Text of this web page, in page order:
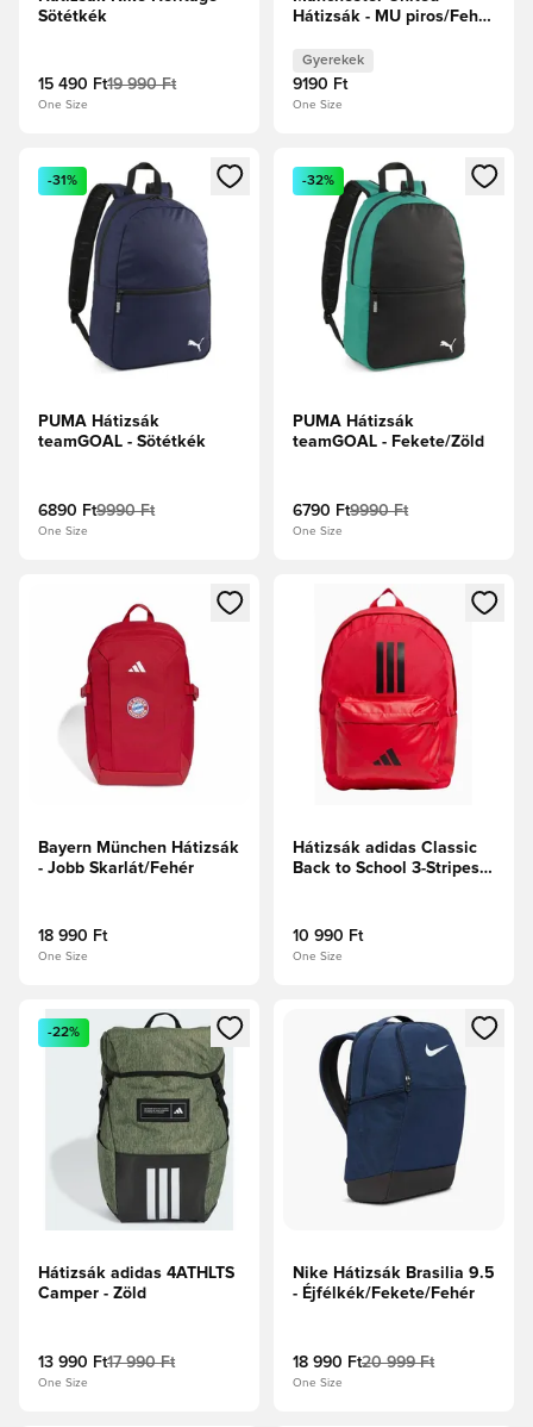
Sötétkék
15 490 Ft19 990 Ft
One Size
Hátizsák - MU piros/Fehér
Gyerekek
9190 Ft
One Size
Megnyit egy modált a bejelentkezéshez vagy a tagként
-31%
PUMA Hátizsák
teamGOAL - Sötétkék
6890 Ft9990 Ft
One Size
Megnyit egy modált a
-32%
PUMA Hátizsák
teamGOAL - Fekete/Zöld
6790 Ft9990 Ft
One Size
Megnyit egy modált a bejelentkezéshez vagy a tagként
Bayern München Hátizsák
- Jobb Skarlát/Fehér
18 990 Ft
One Size
Megnyit egy modált a
Hátizsák adidas Classic
Back to School 3-Stripes -
10 990 Ft
One Size
Megnyit egy modált a bejelentkezéshez vagy a tagként
-22%
Hátizsák adidas 4ATHLTS
Camper - Zöld
13 990 Ft17 990 Ft
One Size
Megnyit egy modált a
Nike Hátizsák Brasilia 9.5
- Éjfélkék/Fekete/Fehér
18 990 Ft20 999 Ft
One Size